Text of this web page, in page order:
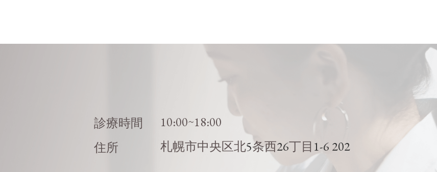
診療時間 10:00~18:00
住所 札幌市中央区北5条西26丁目 1-6 202